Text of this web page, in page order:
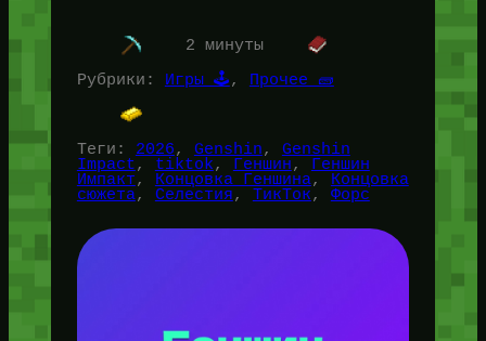
2 минуты
Рубрики:
Игры 🕹️, Прочее 🧱
Теги: 2026, Genshin, Genshin
Impact, tiktok, Геншин,
Геншин
Импакт, Концовка Геншина,
Концовка
сюжета, Селестия, ТикТок, Форс